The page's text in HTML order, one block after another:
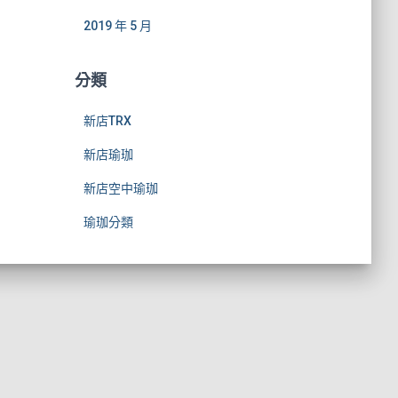
2019 年 5 月
分類
新店TRX
新店瑜珈
新店空中瑜珈
瑜珈分類